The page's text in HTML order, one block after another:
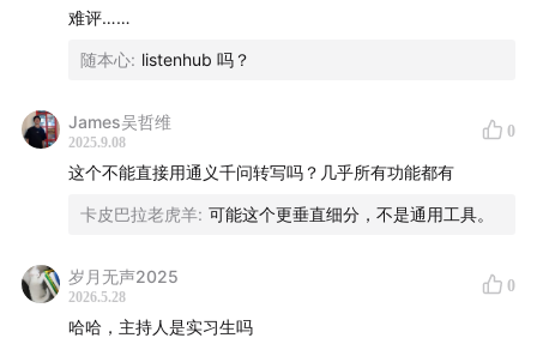
本shownotes由
podwise.ai
难评……
随本心: listenhub 吗？
James吴哲维
2025.9.08
0
这个不能直接用通义千问转写吗？几乎所有功能都有
卡皮巴拉老虎羊: 可能这个更垂直细分，不是通用工具。
岁月无声2025
2026.5.28
0
哈哈，主持人是实习生吗